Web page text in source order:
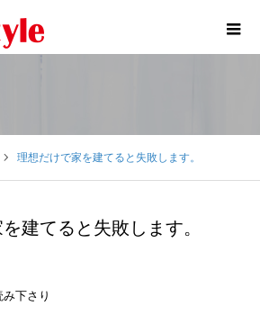
理想だけで家を建てると失敗します。
建てると失敗します。
下さり